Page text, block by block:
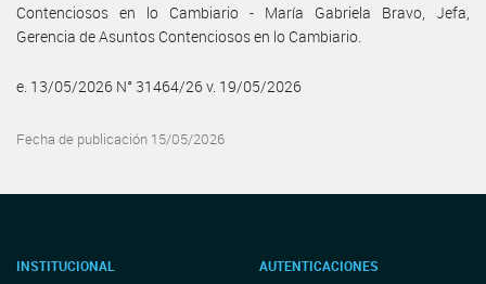
Contenciosos en lo Cambiario - María Gabriela Bravo, Jefa,
Gerencia de Asuntos Contenciosos en lo Cambiario.
e. 13/05/2026 N° 31464/26 v. 19/05/2026
Fecha de publicación 15/05/2026
INSTITUCIONAL AUTENTICACIONES